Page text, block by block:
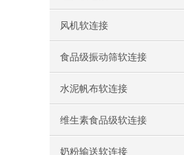
风机软连接
食品级振动筛软连接
水泥帆布软连接
维生素食品级软连接
奶粉输送软连接